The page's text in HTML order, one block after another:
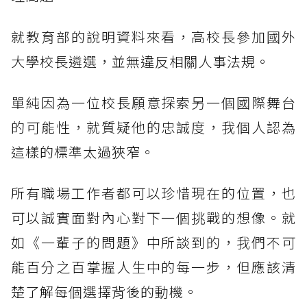
就教育部的說明資料來看，高校長參加國外
大學校長遴選，並無違反相關人事法規。
單純因為一位校長願意探索另一個國際舞台
的可能性，就質疑他的忠誠度，我個人認為
這樣的標準太過狹窄。
所有職場工作者都可以珍惜現在的位置，也
可以誠實面對內心對下一個挑戰的想像。就
如《一輩子的問題》中所談到的，我們不可
能百分之百掌握人生中的每一步，但應該清
楚了解每個選擇背後的動機。